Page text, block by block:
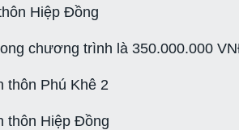
Hiệp Đồng
chương trình là 350.000.000
thôn Phú Khê 2
thôn Hiệp Đồng